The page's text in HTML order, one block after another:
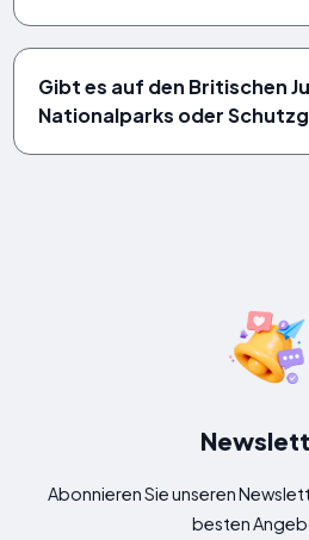
Gibt es auf den Britischen
Nationalparks oder
Abonnieren Sie unseren
besten